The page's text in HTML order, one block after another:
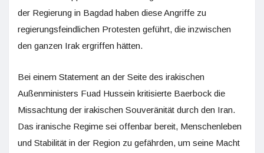
der Regierung in Bagdad haben diese Angriffe zu
regierungsfeindlichen Protesten geführt, die inzwischen
den ganzen Irak ergriffen hätten.
Bei einem Statement an der Seite des irakischen
Außenministers Fuad Hussein kritisierte Baerbock die
Missachtung der irakischen Souveränität durch den Iran.
Das iranische Regime sei offenbar bereit, Menschenleben
und Stabilität in der Region zu gefährden, um seine Macht